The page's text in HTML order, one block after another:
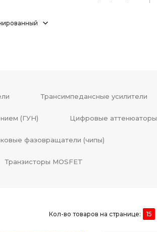
Трансимпедансные усилители
(ГУН) Цифровые аттенюаторы
фазовращатели (чипы)
Транзисторы MOSFET
Кол-во товаров на странице: 15